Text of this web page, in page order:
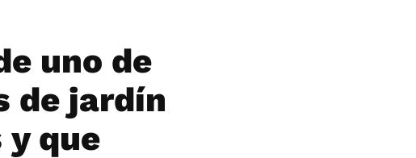
uno de
de jardín
que